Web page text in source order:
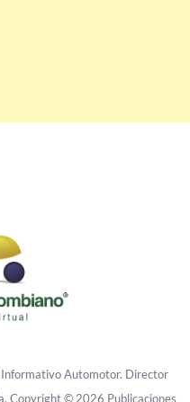
Informativo Automotor. Director
Copyright © 2026 Publicaciones